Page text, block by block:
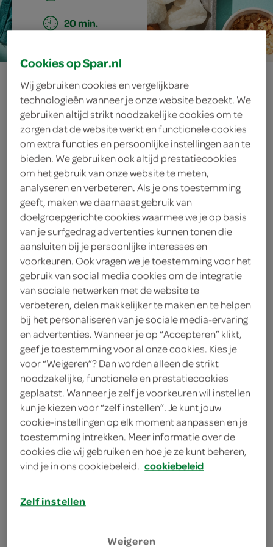
20 min.
gegrilde
varkenshaassaté
met pinda’s
ingrediënten
50 gram kroepoek
500 gram G’woon satésaus
3 eetlepels gezouten pinda’s
560 gram varkenshaas
1 theelepel knoflookpoeder
1 eetlepel zonnebloemolie
5 eetlepels ketjap manis
kies je winkel
benodigdheden
Cookies op Spar.nl
Wij gebruiken cookies en vergelijkbare
technologieën wanneer je onze website bezoekt. We
gebruiken altijd strikt noodzakelijke cookies om te
zorgen dat de website werkt en functionele cookies
om extra functies en persoonlijke instellingen aan te
bieden. We gebruiken ook altijd prestatiecookies
om het gebruik van onze website te meten,
analyseren en verbeteren. Als je ons toestemming
geeft, maken we daarnaast gebruik van
doelgroepgerichte cookies waarmee we je op basis
van je surfgedrag advertenties kunnen tonen die
aansluiten bij je persoonlijke interesses en
voorkeuren. Ook vragen we je toestemming voor het
gebruik van social media cookies om de integratie
van sociale netwerken met de website te
verbeteren, delen makkelijker te maken en te helpen
bij het personaliseren van je sociale media-ervaring
en advertenties. Wanneer je op “Accepteren” klikt,
geef je toestemming voor al onze cookies. Kies je
voor “Weigeren”? Dan worden alleen de strikt
noodzakelijke, functionele en prestatiecookies
geplaatst. Wanneer je zelf je voorkeuren wil instellen
kun je kiezen voor “zelf instellen”. Je kunt jouw
cookie-instellingen op elk moment aanpassen en je
toestemming intrekken. Meer informatie over de
cookies die wij gebruiken en hoe je ze kunt beheren,
vind je in ons cookiebeleid. cookiebeleid
Zelf instellen
Weigeren